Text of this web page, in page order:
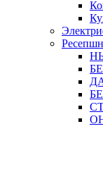
Ресепшн